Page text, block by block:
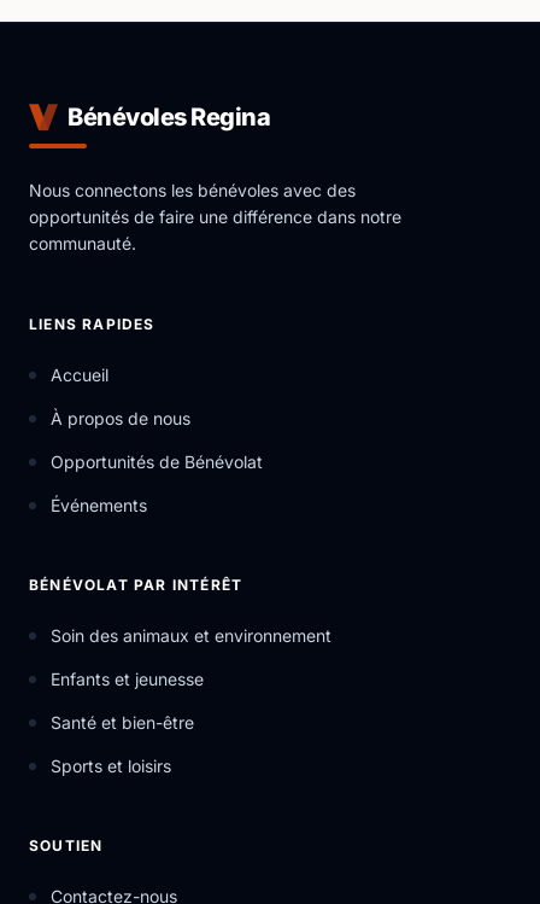
Bénévoles Regina
Nous connectons les bénévoles avec des
opportunités de faire une différence dans notre
communauté.
LIENS RAPIDES
Accueil
À propos de nous
Opportunités de Bénévolat
Événements
BÉNÉVOLAT PAR INTÉRÊT
Soin des animaux et environnement
Enfants et jeunesse
Santé et bien-être
Sports et loisirs
SOUTIEN
Contactez-nous